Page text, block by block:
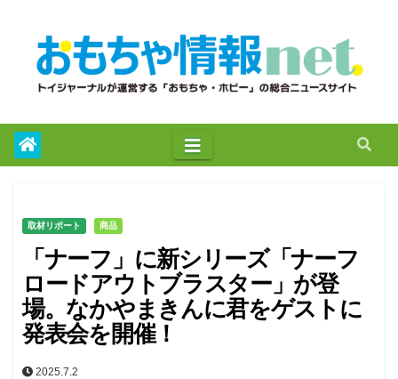
取材リポート 商品
「ナーフ」に新シリーズ「ナーフ
ロードアウトブラスター」が登
場。なかやまきんに君をゲストに
発表会を開催！
2025.7.2